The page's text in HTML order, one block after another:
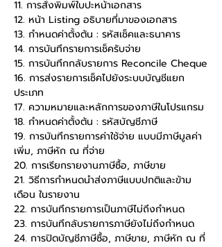
11. การสั่งพิมพ์ใบปะหน้าเอกสาร
12. หน้า Listing อธิบายที่มาของเอกสาร
13. กำหนดค่าตั้งต้น : รหัสเช็คและธนาคาร
14. การบันทึกรายการเช็ครับจ่าย
15. การบันทึกกลับรายการ Reconcile Cheque
16. การส่งรายการเช็คไปยังระบบบัญชีแยก
ประเภท
17. ความหมายและหลักการของภาษีในโปรแกรม
18. กำหนดค่าตั้งต้น : รหัสบัญชีภาษี
19. การบันทึกรายการค่าใช้จ่าย แบบมีภาษีมูลค่า
เพิ่ม, ภาษีหัก ณ ที่จ่าย
20. การเรียกรายงานภาษีซื้อ, ภาษีขาย
21. วิธีการกำหนดนำส่งภาษีแบบปกติและข้าม
เดือน ในรายงาน
22. การบันทึกรายการเป็นภาษีไม่ถึงกำหนด
23. การบันทึกลับรายการภาษียังไม่ถึงกำหนด
24. การปิดบัญชีภาษีซื้อ, ภาษีขาย, ภาษีหัก ณ ที่